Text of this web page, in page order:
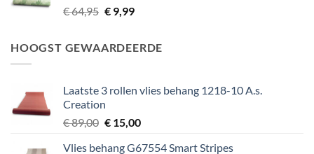
€64,95 Oorspronkelijke
€ 64,95.
€9,99Huidige
€ 9,99.
HOOGST GEWAARDEERDE
Laatste 3 rollen vlies behang 1218-10 A.s.
Creation
€89,00 Oorspronkelijke
was:
€15,00Huidige
is:
Vlies behang G67554 Smart Stripes